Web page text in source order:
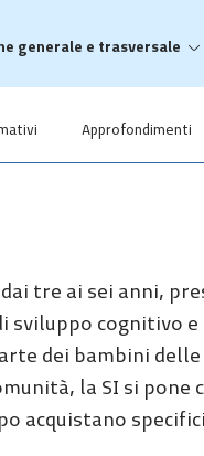
generale e trasversale
Approfondimenti
tre ai sei anni,
sviluppo cognitivo
dei bambini delle
la SI si
acquistano